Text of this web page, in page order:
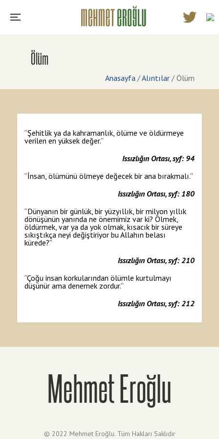
Ölüm
Anasayfa /Alıntılar / Ölüm
“Şehitlik ya da kahramanlık, ölüme ve öldürmeye
verilen en yüksek değer.”
Issızlığın Ortası, syf: 94
“İnsan, ölümünü ölmeye değecek bir ana bırakmalı.”
Issızlığın Ortası, syf: 180
“Dünyanın bir günlük, bir yüzyıllık, bir milyon yıllık
dönüşünün yanında ne önemimiz var ki? Ölmek,
öldürmek, var ya da yok olmak, kısacık bir süreye
sıkıştıkça neyi değiştiriyor bu Allahın belası
kürede?”
Issızlığın Ortası, syf: 210
“Çoğu insan korkularından ölümle kurtulmayı
düşünür ama denemek zordur.”
Issızlığın Ortası, syf: 212
Mehmet Eroğlu
© 2022 Mehmet Eroğlu. Tüm Hakları Saklıdır